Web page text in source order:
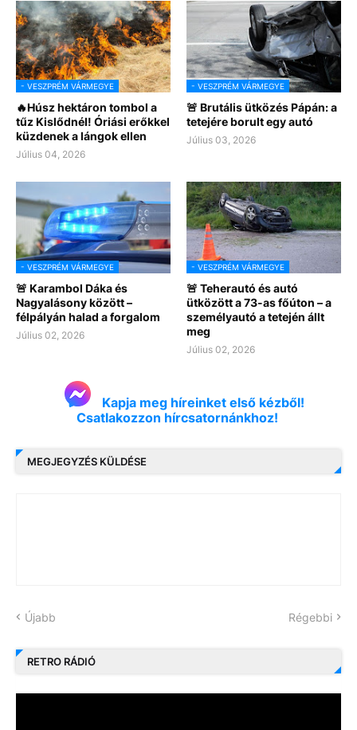
- VESZPRÉM VÁRMEGYE
🔥Húsz hektáron tombol a
tűz Kislődnél! Óriási erőkkel
küzdenek a lángok ellen
Július 04, 2026
- VESZPRÉM VÁRMEGYE
🚨 Brutális ütközés Pápán: a
tetejére borult egy autó
Július 03, 2026
- VESZPRÉM VÁRMEGYE
🚨 Karambol Dáka és
Nagyalásony között –
félpályán halad a forgalom
Július 02, 2026
- VESZPRÉM VÁRMEGYE
🚨 Teherautó és autó
ütközött a 73-as főúton – a
személyautó a tetején állt
meg
Július 02, 2026
Kapja meg híreinket első kézből!
Csatlakozzon hírcsatornánkhoz!
MEGJEGYZÉS KÜLDÉSE
Újabb Régebbi
RETRO RÁDIÓ